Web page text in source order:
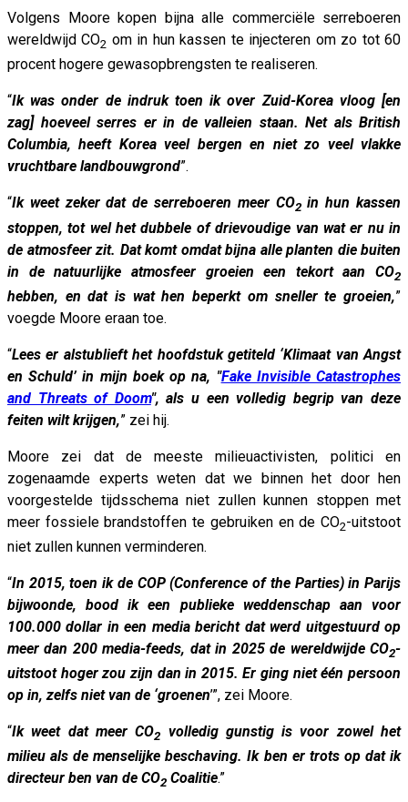
Volgens Moore kopen bijna alle commerciële serreboeren
wereldwijd CO2 om in hun kassen te injecteren om zo tot 60
procent hogere gewasopbrengsten te realiseren.
“Ik was onder de indruk toen ik over Zuid-Korea vloog [en
zag] hoeveel serres er in de valleien staan. Net als British
Columbia, heeft Korea veel bergen en niet zo veel vlakke
vruchtbare landbouwgrond”.
“Ik weet zeker dat de serreboeren meer CO2in hun kassen
stoppen, tot wel het dubbele of drievoudige van wat er nu in
de atmosfeer zit. Dat komt omdat bijna alle planten die buiten
in de natuurlijke atmosfeer groeien een tekort aan CO2
hebben, en dat is wat hen beperkt om sneller te groeien,”
voegde Moore eraan toe.
“Lees er alstublieft het hoofdstuk getiteld ‘Klimaat van Angst
en Schuld’ in mijn boek op na, "Fake Invisible Catastrophes
and Threats of Doom", als u een volledig begrip van deze
feiten wilt krijgen,” zei hij.
Moore zei dat de meeste milieuactivisten, politici en
zogenaamde experts weten dat we binnen het door hen
voorgestelde tijdsschema niet zullen kunnen stoppen met
meer fossiele brandstoffen te gebruiken en de CO2-uitstoot
niet zullen kunnen verminderen.
“In 2015, toen ik de COP (Conference of the Parties) in Parijs
bijwoonde, bood ik een publieke weddenschap aan voor
100.000 dollar in een media bericht dat werd uitgestuurd op
meer dan 200 media-feeds, dat in 2025 de wereldwijde CO2-
uitstoot hoger zou zijn dan in 2015. Er ging niet één persoon
op in, zelfs niet van de ‘groenen’”, zei Moore.
“Ik weet dat meer CO2 volledig gunstig is voor zowel het
milieu als de menselijke beschaving. Ik ben er trots op dat ik
directeur ben van de CO2 Coalitie.”